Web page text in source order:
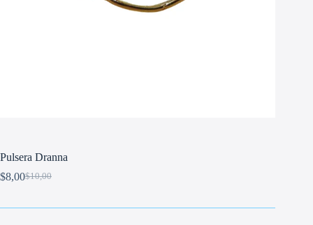
Pulsera Dranna
$10,00
Original
was:
$8,00Current
is: